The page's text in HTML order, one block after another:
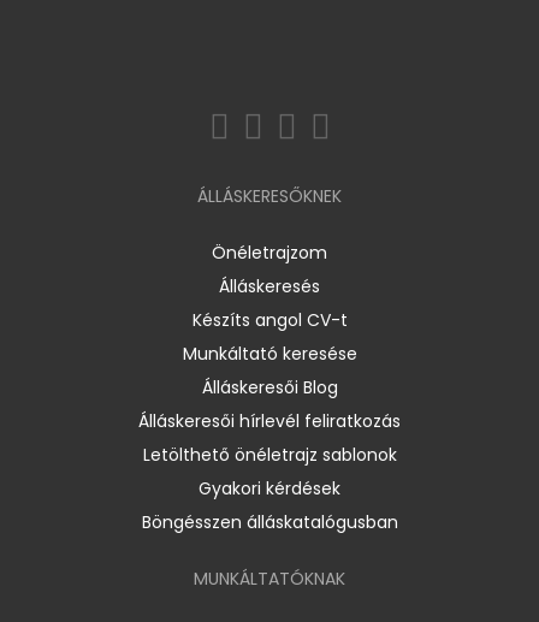
ÁLLÁSKERESŐKNEK
Önéletrajzom
Álláskeresés
Készíts angol CV-t
Munkáltató keresése
Álláskeresői Blog
Álláskeresői hírlevél feliratkozás
Letölthető önéletrajz sablonok
Gyakori kérdések
Böngésszen álláskatalógusban
MUNKÁLTATÓKNAK